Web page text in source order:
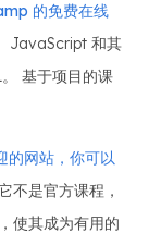
的免费在线
JavaScript 和其
基于项目的课
的网站，你可以
不是官方课程，
使其成为有用的